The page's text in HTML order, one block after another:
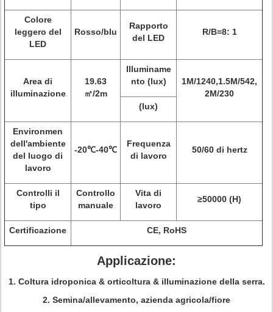
Colore
leggero del
LED
Rosso/blu
Rapporto
del LED
R/B=8: 1
Area di
illuminazione
19.63
㎡/2m
Illuminame
nto (lux)
1M/1240,1.5M/542,
2M/230
(lux)
Environmen
dell'ambiente
del luogo di
lavoro
-20℃-40℃
Frequenza
di lavoro
50/60 di hertz
Controlli il
tipo
Controllo
manuale
Vita di
lavoro
≥50000 (H)
Certificazione CE, RoHS
Applicazione:
1. Coltura idroponica & orticoltura & illuminazione della serra.
2. Semina/allevamento, azienda agricola/fiore